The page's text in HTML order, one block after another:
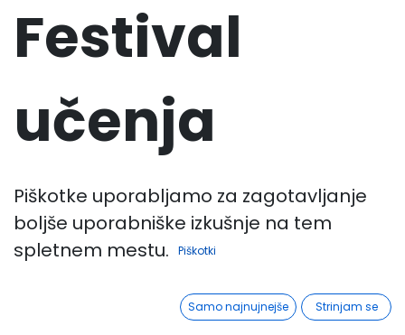
Festival
učenja
Odkrijte moč navdihujočega
poučevanja!
Festivalu učenja,
Piškotke uporabljamo za zagotavljanje
boljše uporabniške izkušnje na tem
spletnem mestu.
Piškotki
Samo najnujnejše Strinjam se